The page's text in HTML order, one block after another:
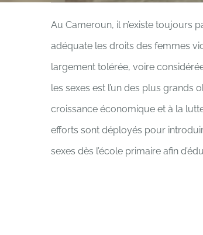
Au Cameroun, il n’existe toujours
adéquate les droits des femmes
largement tolérée, voire
les sexes est l’un des plus
croissance économique et à la
efforts sont déployés pour
sexes dès l’école primaire afin